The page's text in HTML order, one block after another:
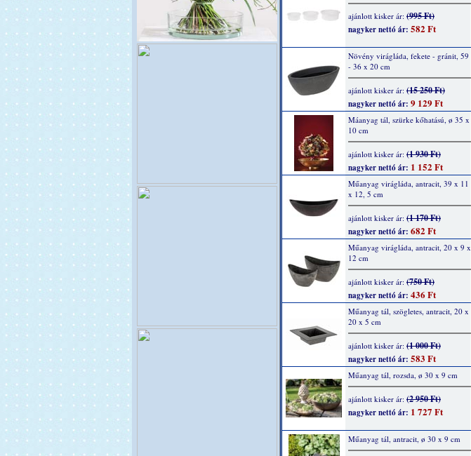
ajánlott kisker ár: (995 Ft)
nagyker nettó ár: 582 Ft
Növény virágláda, fekete - gránit, 59
- 36 x 20 cm
ajánlott kisker ár: (15 250 Ft)
nagyker nettó ár: 9 129 Ft
Máanyag tál, szürke kőhatású, ø 35 x
10 cm
ajánlott kisker ár: (1 930 Ft)
nagyker nettó ár: 1 152 Ft
Műanyag virágláda, antracit, 39 x 11
x 12, 5 cm
ajánlott kisker ár: (1 170 Ft)
nagyker nettó ár: 682 Ft
Műanyag virágláda, antracit, 20 x 9 x
12 cm
ajánlott kisker ár: (750 Ft)
nagyker nettó ár: 436 Ft
Műanyag tál, szögletes, antracit, 20 x
20 x 5 cm
ajánlott kisker ár: (1 000 Ft)
nagyker nettó ár: 583 Ft
Műanyag tál, rozsda, ø 30 x 9 cm
ajánlott kisker ár: (2 950 Ft)
nagyker nettó ár: 1 727 Ft
Műanyag tál, antracit, ø 30 x 9 cm